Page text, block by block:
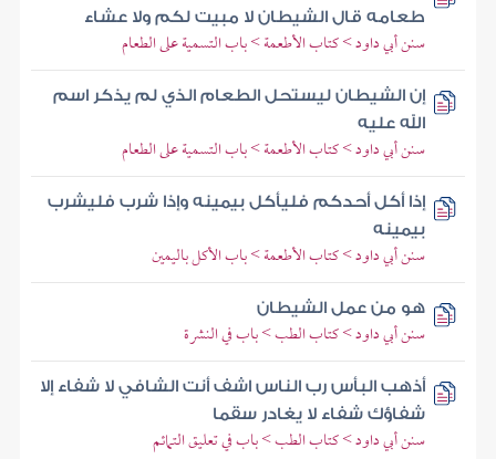
طعامه قال الشيطان لا مبيت لكم ولا عشاء
سنن أبي داود > كتاب الأطعمة > باب التسمية على الطعام
إن الشيطان ليستحل الطعام الذي لم يذكر اسم
الله عليه
سنن أبي داود > كتاب الأطعمة > باب التسمية على الطعام
إذا أكل أحدكم فليأكل بيمينه وإذا شرب فليشرب
بيمينه
سنن أبي داود > كتاب الأطعمة > باب الأكل باليمين
هو من عمل الشيطان
سنن أبي داود > كتاب الطب > باب في النشرة
أذهب البأس رب الناس اشف أنت الشافي لا شفاء إلا
شفاؤك شفاء لا يغادر سقما
سنن أبي داود > كتاب الطب > باب في تعليق التمائم